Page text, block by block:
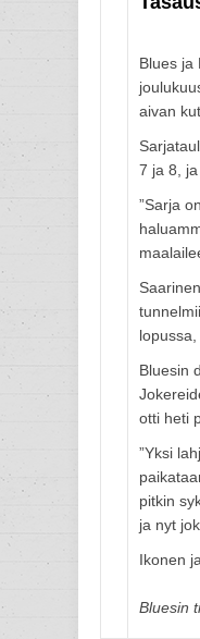
Blues ja
aivan
7 ja 8,
”Sarja
Bluesin
otti heti
”Yksi
pitkin
ja nyt
Ikonen
Bluesin